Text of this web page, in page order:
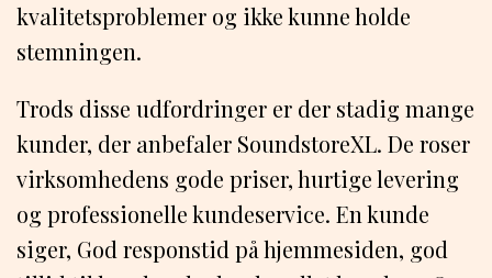
kvalitetsproblemer og ikke kunne holde
stemningen.
Trods disse udfordringer er der stadig mange
kunder, der anbefaler SoundstoreXL. De roser
virksomhedens gode priser, hurtige levering
og professionelle kundeservice. En kunde
siger, God responstid på hjemmesiden, god